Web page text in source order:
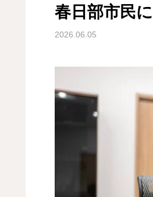
春日部市民
2026.06.05